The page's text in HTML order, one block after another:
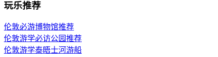
玩乐推荐
伦敦必游博物馆推荐
伦敦游学必访公园推荐
伦敦游学泰晤士河游船